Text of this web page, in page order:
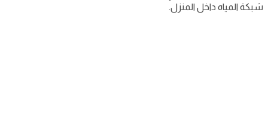
شبكة المياه داخل المنزل.